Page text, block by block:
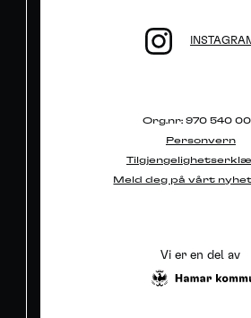
Org.nr: 970 540
Personvern
Meld deg på vårt
Vi er en del av